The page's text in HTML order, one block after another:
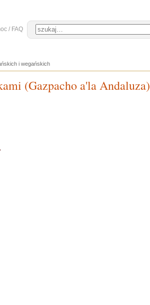
/ FAQ
i wegańskich
(Gazpacho a'la Andaluza)